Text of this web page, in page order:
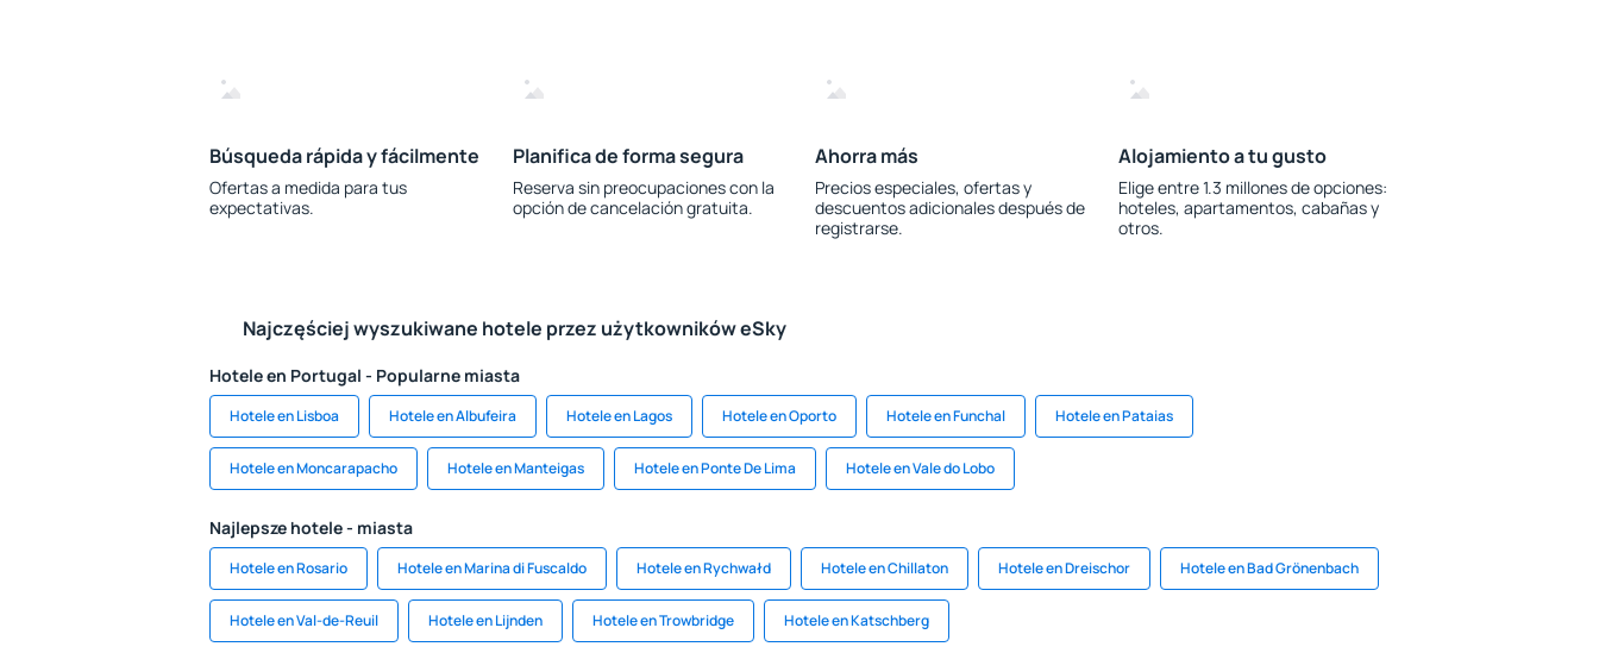
Búsqueda rápida y fácilmente
Ofertas a medida para tus
expectativas.
Planifica de forma segura
Reserva sin preocupaciones con la
opción de cancelación gratuita.
Ahorra más
Precios especiales, ofertas y
descuentos adicionales después de
registrarse.
Alojamiento a tu gusto
Elige entre 1.3 millones de opciones:
hoteles, apartamentos, cabañas y
otros.
Najczęściej wyszukiwane hotele przez użytkowników eSky
Hotele en Portugal - Popularne miasta
Hotele en Lisboa Hotele en Albufeira Hotele en Lagos Hotele en Oporto Hotele en Funchal Hotele en Pataias
Hotele en Moncarapacho Hotele en Manteigas Hotele en Ponte De Lima Hotele en Vale do Lobo
Najlepsze hotele - miasta
Hotele en Rosario Hotele en Marina di Fuscaldo Hotele en Rychwałd Hotele en Chillaton Hotele en Dreischor Hotele en Bad Grönenbach
Hotele en Val-de-Reuil Hotele en Lijnden Hotele en Trowbridge Hotele en Katschberg